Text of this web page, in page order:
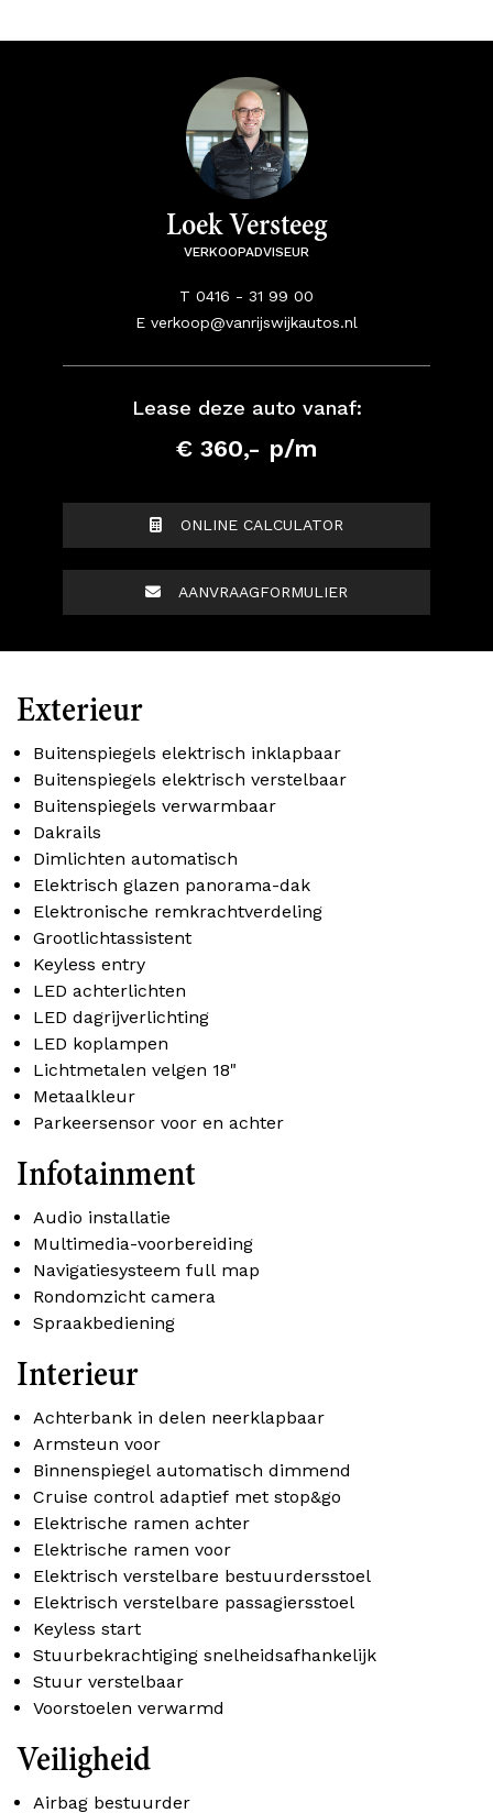
Loek Versteeg
VERKOOPADVISEUR
T 0416 - 31 99 00
E verkoop@vanrijswijkautos.nl
Lease deze auto vanaf:
€ 360,- p/m
ONLINE CALCULATOR
AANVRAAGFORMULIER
Exterieur
Buitenspiegels elektrisch inklapbaar
Buitenspiegels elektrisch verstelbaar
Buitenspiegels verwarmbaar
Dakrails
Dimlichten automatisch
Elektrisch glazen panorama-dak
Elektronische remkrachtverdeling
Grootlichtassistent
Keyless entry
LED achterlichten
LED dagrijverlichting
LED koplampen
Lichtmetalen velgen 18"
Metaalkleur
Parkeersensor voor en achter
Infotainment
Audio installatie
Multimedia-voorbereiding
Navigatiesysteem full map
Rondomzicht camera
Spraakbediening
Interieur
Achterbank in delen neerklapbaar
Armsteun voor
Binnenspiegel automatisch dimmend
Cruise control adaptief met stop&go
Elektrische ramen achter
Elektrische ramen voor
Elektrisch verstelbare bestuurdersstoel
Elektrisch verstelbare passagiersstoel
Keyless start
Stuurbekrachtiging snelheidsafhankelijk
Stuur verstelbaar
Voorstoelen verwarmd
Veiligheid
Airbag bestuurder